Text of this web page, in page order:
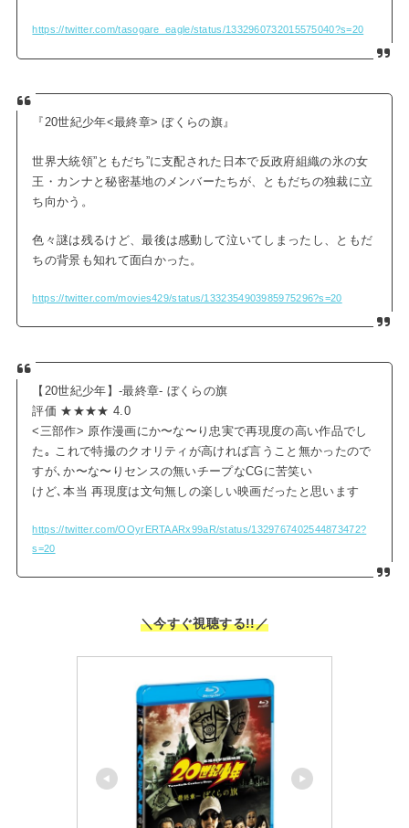
https://twitter.com/tasogare_eagle/status/1332960732015575040?s=20
『20世紀少年<最終章> ぼくらの旗』
世界大統領”ともだち”に支配された日本で反政府組織の氷の女
王・カンナと秘密基地のメンバーたちが、ともだちの独裁に立
ち向かう。
色々謎は残るけど、最後は感動して泣いてしまったし、ともだ
ちの背景も知れて面白かった。
https://twitter.com/movies429/status/1332354903985975296?s=20
【20世紀少年】-最終章- ぼくらの旗
評価 ★★★★ 4.0
<三部作> 原作漫画にか〜な〜り忠実で再現度の高い作品でし
た｡ これで特撮のクオリティが高ければ言うこと無かったので
すが､か〜な〜りセンスの無いチープなCGに苦笑い
けど､本当 再現度は文句無しの楽しい映画だったと思います
https://twitter.com/OOyrERTAARx99aR/status/1329767402544873472?
s=20
＼今すぐ視聴する!!／